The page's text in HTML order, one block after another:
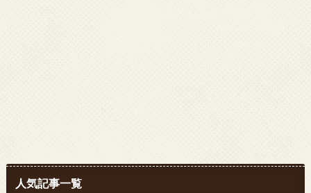
人気記事一覧